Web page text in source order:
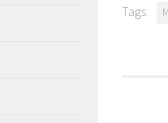
Tags: